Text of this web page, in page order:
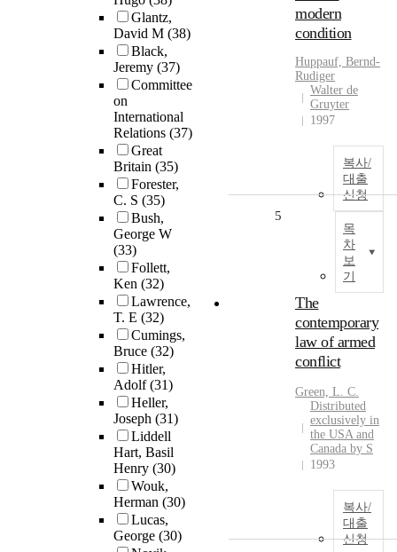
Glantz,
David M (38)
Black,
Jeremy (37)
Committee
on
International
Relations (37)
Great
Britain (35)
Forester,
C. S (35)
Bush,
George W
(33)
Follett,
Ken (32)
Lawrence,
T. E (32)
Cumings,
Bruce (32)
Hitler,
Adolf(31)
Heller,
Joseph (31)
Liddell
Hart, Basil
Henry (30)
Wouk,
Herman (30)
Lucas,
George (30)
modern
condition
Huppauf, Bernd-
Rudiger
Walter de
Gruyter
1997
복사/
대출
신청
목
차
보
기
5
The
contemporary
law of armed
conflict
Green, L. C.
Distributed
exclusively in
the USA and
Canada by S
1993
복사/
대출
신청